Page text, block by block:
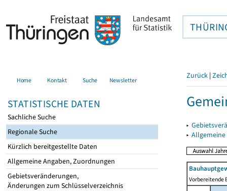
Home Kontakt Suche Newsletter
STATISTISCHE DATEN
Sachliche Suche
Regionale Suche
Kürzlich bereitgestellte Daten
Allgemeine Angaben, Zuordnungen
Gebietsveränderungen,
Änderungen zum Schlüsselverzeichnis
Zurück |
▸
▸
Vorbereitende